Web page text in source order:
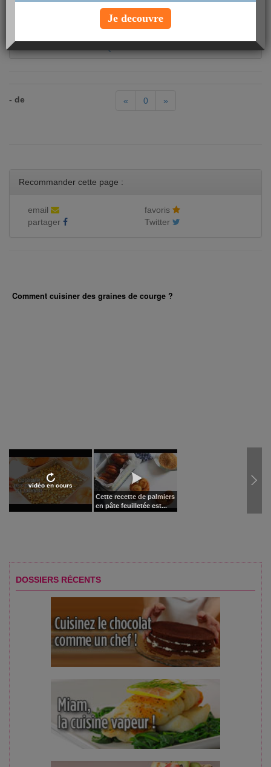
Club trois fromages Quick
- de « 0 »
Recommander cette page :
email
favoris
partager
Twitter
Comment cuisiner des graines de courge ?
vidéo en cours
Cette recette de palmiers
en pâte feuilletée est...
DOSSIERS RÉCENTS
Je decouvre